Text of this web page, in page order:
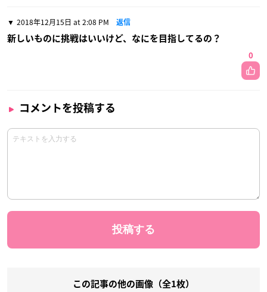
2018年12月15日 at 2:08 PM 返信
新しいものに挑戦はいいけど、なにを目指してるの？
0
コメントを投稿する
この記事の他の画像（全1枚）